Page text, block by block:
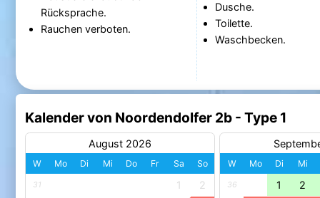
Rücksprache.
Rauchen verboten.
Dusche.
Toilette.
Waschbecken.
Kalender von Noordendolfer 2b - Type 1
August 2026
W Mo Di Mi Do Fr Sa So
31 1 2
W Mo Di Mi
36 1 2